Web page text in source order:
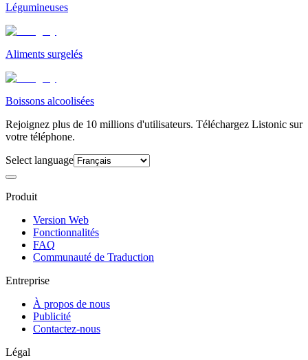
Légumineuses
Aliments surgelés
Boissons alcoolisées
Rejoignez plus de 10 millions d'utilisateurs. Téléchargez Listonic sur
votre téléphone.
Select language
Produit
Version Web
Fonctionnalités
FAQ
Communauté de Traduction
Entreprise
À propos de nous
Publicité
Contactez-nous
Légal